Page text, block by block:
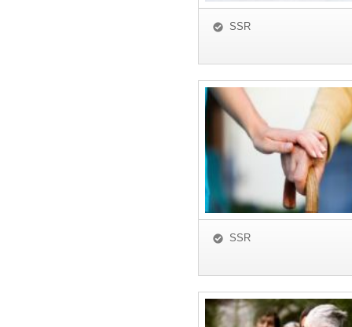
SSR
SSR